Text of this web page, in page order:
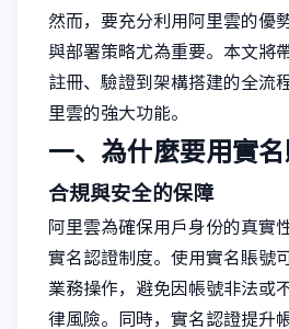
然而，要充分利用阿里雲的優
與部署策略尤為重要。本文將
註冊、驗證到架構搭建的全流
里雲的強大功能。
一、為什麼要用實名
合規與安全的保障
阿里雲為確保用戶身份的真實
實名認證制度。使用實名賬號
業務操作，避免因帳號非法或
律風險。同時，實名認證提升